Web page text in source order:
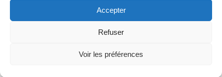
Accepter
Refuser
Voir les préférences